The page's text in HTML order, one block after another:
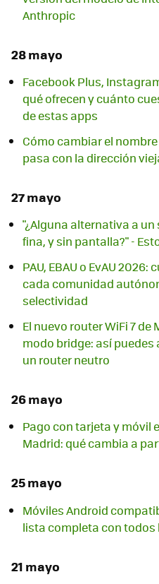
Anthropic
28 mayo
Facebook Plus,
qué ofrecen y cuánto
de estas apps
Cómo cambiar el
pasa con la dirección
27 mayo
"¿Alguna alternativa a
fina, y sin pantalla?" -
PAU, EBAU o EvAU
cada comunidad
selectividad
El nuevo router WiFi 7
modo bridge: así
un router neutro
26 mayo
Pago con tarjeta y móvil
Madrid: qué cambia a
25 mayo
Móviles Android
lista completa con todos
21 mayo